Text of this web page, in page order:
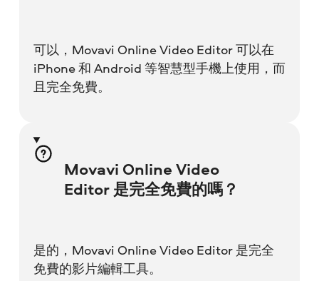
可以，Movavi Online Video Editor 可以在
iPhone 和 Android 等智慧型手機上使用，而
且完全免費。
Movavi Online Video
Editor 是完全免費的嗎？
是的，Movavi Online Video Editor 是完全
免費的影片編輯工具。